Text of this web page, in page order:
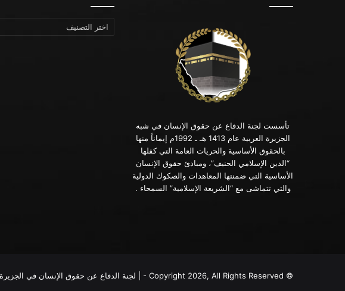
تأسست لجنة الدفاع عن حقوق الإنسان في شبه
الجزيرة العربية عام 1413 هـ ـ 1992م إيماناً منها
بالحقوق الأساسية والحريات العامة التي كفلها
“الدين الإسلامي الحنيف”، ومبادئ حقوق الإنسان
الأساسية التي ضمنتها المعاهدات والصكوك الدولية
والتي تتماشى مع “الشريعة الإسلامية” السمحاء .
التصنيفات
© Copyright 2026, All Rights Reserved - | لجنة الدفاع عن حقوق الإنسان في الجزيرة العربية | Site Preparation